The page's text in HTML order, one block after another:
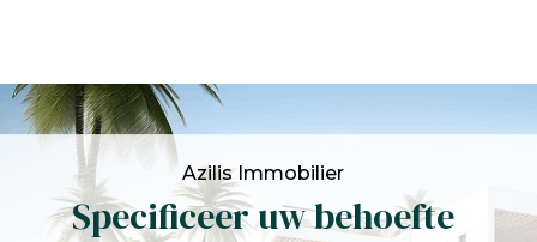
Azilis Immobilier
Specificeer uw behoefte